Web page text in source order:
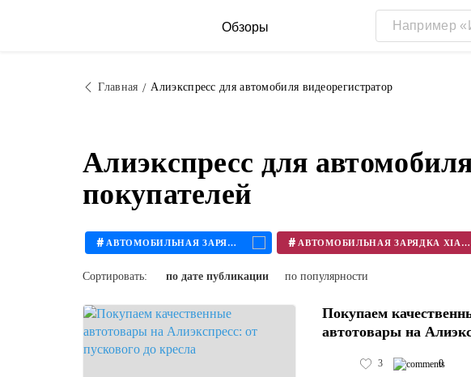
Обзоры
Главная Алиэкспресс для автомобиля видеорегистратор
Алиэкспресс для
покупателей
# АВТОМОБИЛЬНАЯ ЗАРЯДКА # АВТОМОБИЛЬНАЯ ЗАРЯДКА XIAOMI
Сортировать: по дате публикации по популярности
Покупаем
автотовары на
3 0